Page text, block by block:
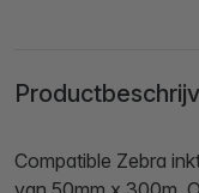
Compatible Zebra